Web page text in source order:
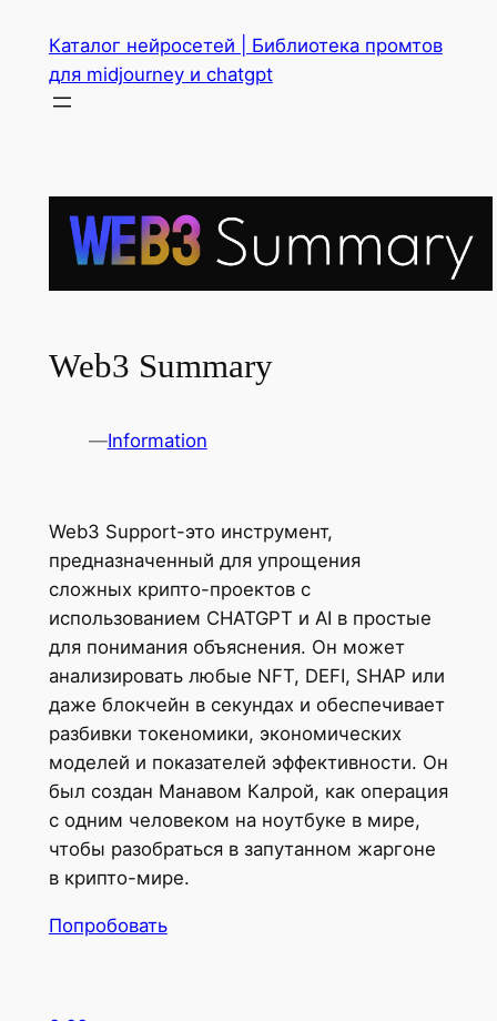
содержимому
Каталог нейросетей | Библиотека промтов
для midjourney и chatgpt
Web3 Summary
—Information
Web3 Support-это инструмент,
предназначенный для упрощения
сложных крипто-проектов с
использованием CHATGPT и AI в простые
для понимания объяснения. Он может
анализировать любые NFT, DEFI, SHAP или
даже блокчейн в секундах и обеспечивает
разбивки токеномики, экономических
моделей и показателей эффективности. Он
был создан Манавом Калрой, как операция
с одним человеком на ноутбуке в мире,
чтобы разобраться в запутанном жаргоне
в крипто-мире.
Попробовать